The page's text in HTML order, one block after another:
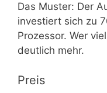
Das Muster: Der
investiert sich zu
Prozessor. Wer
deutlich mehr.
Preis